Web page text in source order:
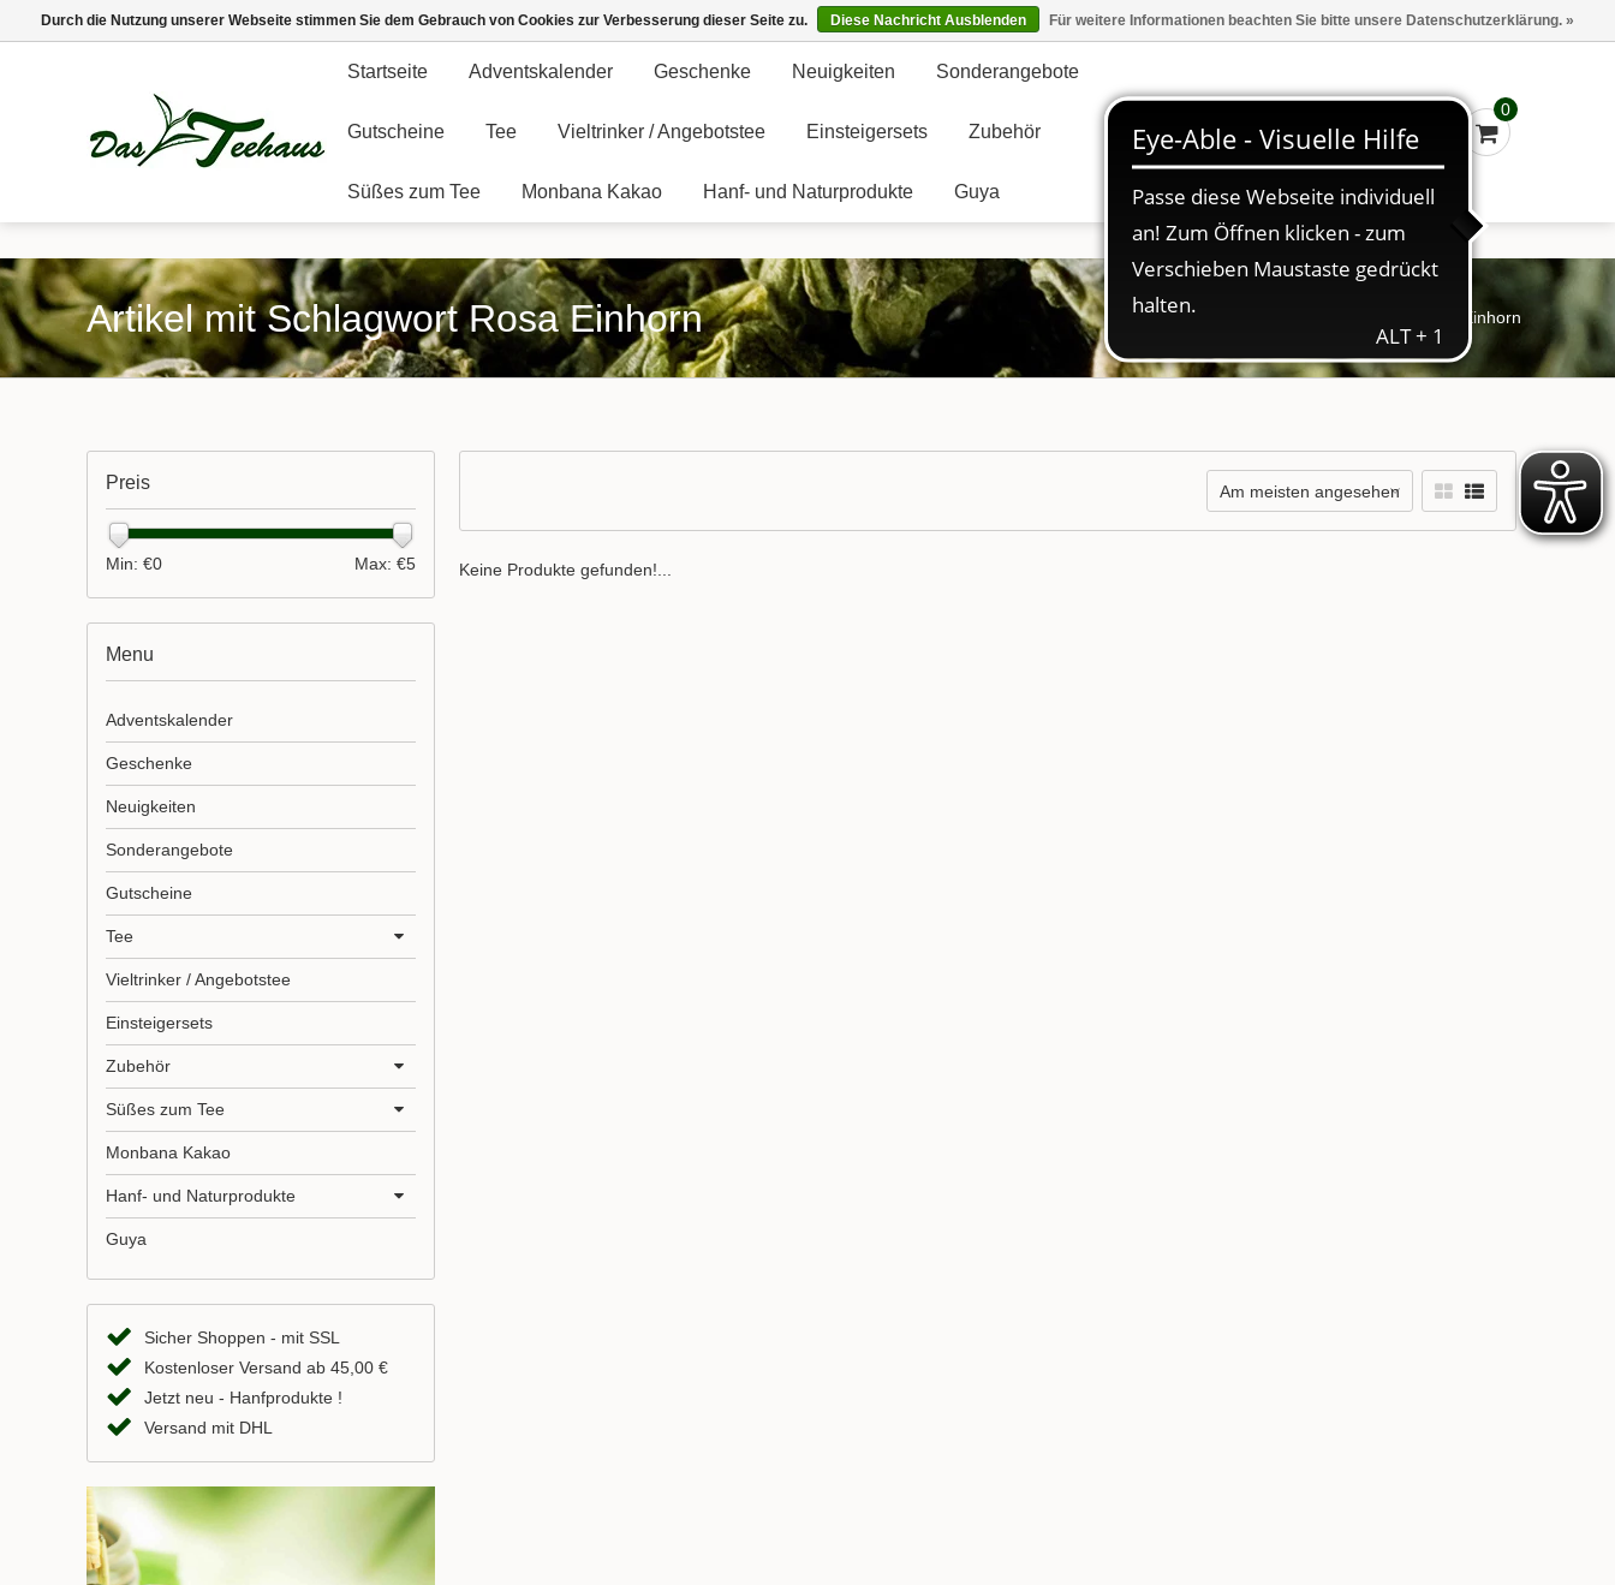
Marken Kasse - €0,00 Anmelden
Startseite Adventskalender Geschenke Neuigkeiten Sonderangebote
Gutscheine Tee Vieltrinker / Angebotstee Einsteigersets Zubehör
Süßes zum Tee Monbana Kakao Hanf- und Naturprodukte Guya
0
Artikel mit Schlagwort Rosa Einhorn Startseite Rosa Einhorn
Am meisten angesehen
Keine Produkte gefunden!...
Preis
Min: €0 Max: €5
Menu
Adventskalender
Geschenke
Neuigkeiten
Sonderangebote
Gutscheine
Tee
Vieltrinker / Angebotstee
Einsteigersets
Zubehör
Süßes zum Tee
Monbana Kakao
Hanf- und Naturprodukte
Guya
Sicher Shoppen - mit SSL
Kostenloser Versand ab 45,00 €
Jetzt neu - Hanfprodukte !
Versand mit DHL
Durch die Nutzung unserer Webseite stimmen Sie dem Gebrauch von Cookies zur Verbesserung dieser Seite zu. Diese Nachricht Ausblenden Für weitere Informationen beachten Sie bitte unsere Datenschutzerklärung. »